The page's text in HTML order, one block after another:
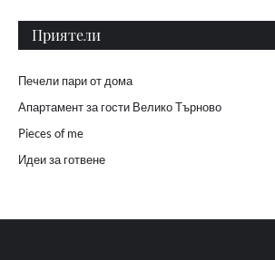
Приятели
Печели пари от дома
Апартамент за гости Велико Търново
Pieces of me
Идеи за готвене